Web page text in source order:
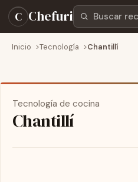
C ChefuriBuscar recetas
Inicio Tecnología Chantillí
Tecnología de cocina
Chantillí